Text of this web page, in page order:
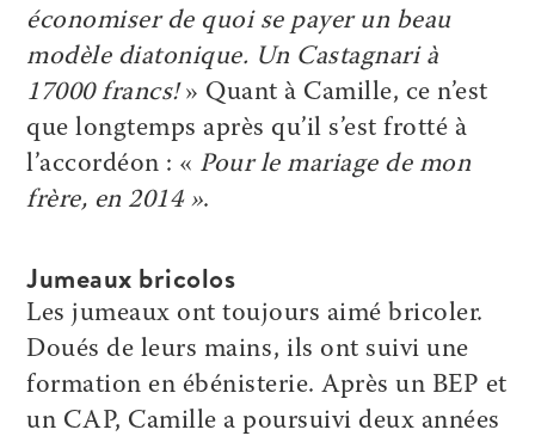
économiser de quoi se payer un beau
modèle diatonique. Un Castagnari à
17000 francs!» Quant à Camille, ce n’est
que longtemps après qu’il s’est frotté à
l’accordéon : « Pour le mariage de mon
frère, en 2014 ».
Jumeaux bricolos
Les jumeaux ont toujours aimé bricoler.
Doués de leurs mains, ils ont suivi une
formation en ébénisterie. Après un BEP et
un CAP, Camille a poursuivi deux années